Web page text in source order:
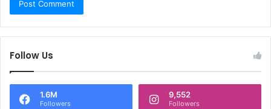
Follow Us
1.6M
Followers
9,552
Followers